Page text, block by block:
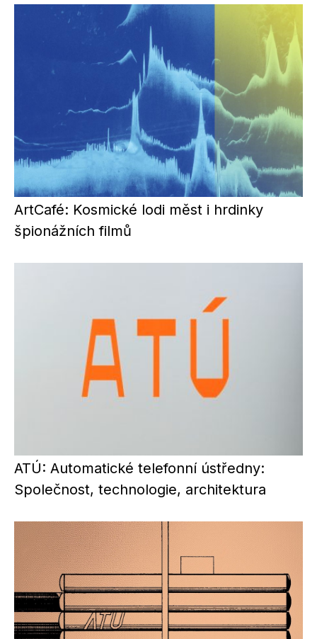
ArtCafé: Kosmické lodi měst i hrdinky
špionážních filmů
ATÚ: Automatické telefonní ústředny:
Společnost, technologie, architektura